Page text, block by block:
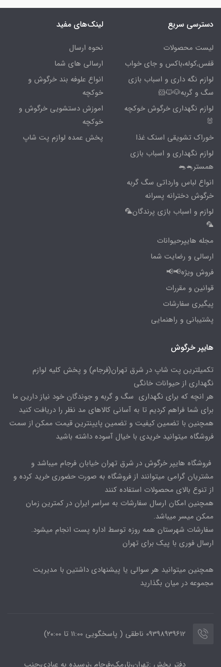
دسترسی سریع
لیست محصولات
قفس,کوله،باکس و جای خواب
لوازم نگه داری و اسباب بازی
سگ و گربه🐶🐱🐹
لوازم نگهداری خرگوش خوکچه
🐰
خوراک تشویقی اسنک غذا
لوازم نگهداری و اسباب بازی
همستر🐁🐀
انواع لباس وارداتی سگ گربه
خرگوش دخترانه پسرانه
لوازم و اسباب بازی پرندگان🦜
🦜
مجله هایپرحیوانات
ارسالی و رضایت شما
فروش ویژه📢📢
قوانین و مقررات
پیگیری سفارشات
پشتیبانی و راهنمایی
لینک‌های مفید
نحوه ارسال
ارسالی های شما
انواع علوفه بند خرگوش و
خوکچه
اموزش دستشویی خرگوش و
خوکچه
پخش عمده لوازم پت شاپ
هایپر خرگوش
تکمیلترین پت شاپ در شرق تهران(فرجام) و پخش کلیه لوازم
نگهداری از حیوانات خانگی
هر انچه که برای نگهداری سگ و گربه و جوندگان خود نیاز دارین ما
برای شما فراهم کردیم تا به آسانی کالاهای مد نظر را دریافت کنید
همچنین با تضمین کیفیت و تضمین پایینترین قیمت ممکن از سمت
فروشگاه میتوانید خریدی با خیال آسوده داشته باشید
فروشگاه هایپر خرگوش در شرق تهران خیابان فرجام میباشد و
مشتریان گرامی میتوانند از فروشگاه به صورت حضوری خرید کرده و
از تنوع بالای محصولات استفاده کنند
همچنین امکان ارسال سفارشات به سراسر ایران در کمترین زمان
ممکن میسر میباشد.
سفارشات شهرستان همه روزه توسط اداره پست انجام میشود.
ارسال فوری با پیک برای تهران
همچنین میتوانید هر سوالی یا پیشنهادی داشتین با مدیریت
مجموعه در میان بگذارید
09398939612 ناطقی ( پاسخگویی 11:00 تا ۲۰:00)
دفتر پخش :تهران،نارمک،فرجام ،نرسیده به عبادی،جنب